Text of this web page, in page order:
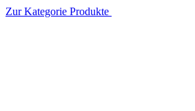
Zur Kategorie Produkte